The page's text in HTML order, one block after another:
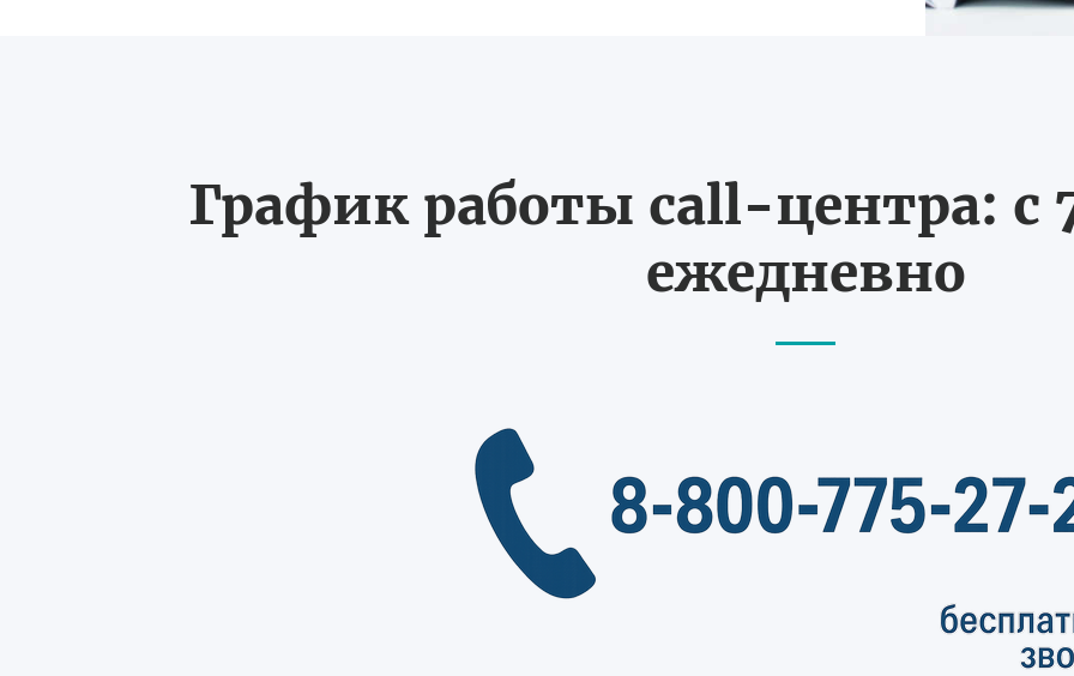
График работы call-центра: с
ежедневно